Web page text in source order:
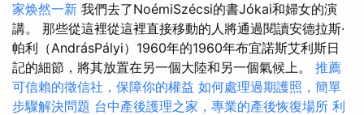
家焕然一新 我們去了NoémiSzécsi的書Jókai和婦女的演
講。 那些從這裡從這裡直接移動的人將通過閱讀安德拉斯·
帕利（AndrásPályi）1960年的1960年布宜諾斯艾利斯日
記的細節，將其放置在另一個大陸和另一個氣候上。 推薦
可信賴的徵信社，保障你的權益 如何處理過期護照，簡單
步驟解決問題 台中產後護理之家，專業的產後恢復場所 利